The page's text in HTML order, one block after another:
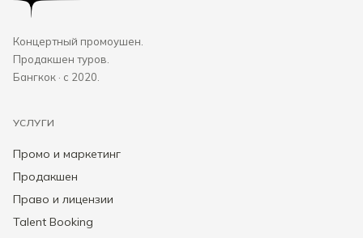
Концертный промоушен.
Продакшен туров.
Бангкок · с 2020.
УСЛУГИ
Промо и маркетинг
Продакшен
Право и лицензии
Talent Booking